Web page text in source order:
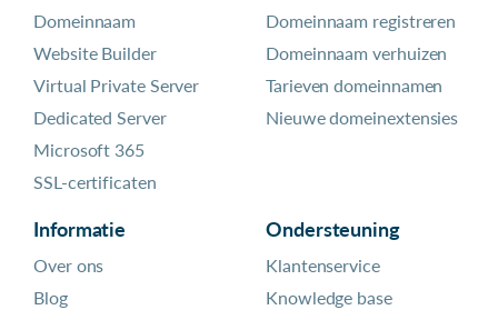
Domeinnaam
Website Builder
Virtual Private Server
Dedicated Server
Microsoft 365
SSL-certificaten
Domeinnaam registreren
Domeinnaam verhuizen
Tarieven domeinnamen
Nieuwe domeinextensies
Informatie
Over ons
Blog
Ondersteuning
Klantenservice
Knowledge base